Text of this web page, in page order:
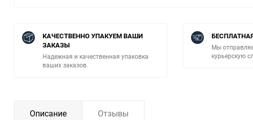
КАЧЕСТВЕННО УПАКУЕМ ВАШИ
ЗАКАЗЫ
Надежная и качественная упаковка
ваших заказов.
Мы
курьерскую
Описание Отзывы